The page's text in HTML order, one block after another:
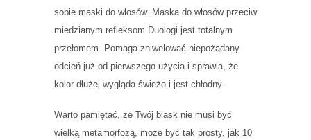
sobie maski do włosów. Maska do włosów przeciw
miedzianym refleksom Duologi jest totalnym
przełomem. Pomaga zniwelować niepożądany
odcień już od pierwszego użycia i sprawia, że
kolor dłużej wygląda świeżo i jest chłodny.
Warto pamiętać, że Twój blask nie musi być
wielką metamorfozą, może być tak prosty, jak 10